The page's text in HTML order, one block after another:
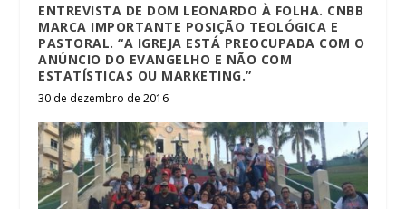
ENTREVISTA DE DOM LEONARDO À FOLHA. CNBB
MARCA IMPORTANTE POSIÇÃO TEOLÓGICA E
PASTORAL. “A IGREJA ESTÁ PREOCUPADA COM O
ANÚNCIO DO EVANGELHO E NÃO COM
ESTATÍSTICAS OU MARKETING.”
30 de dezembro de 2016